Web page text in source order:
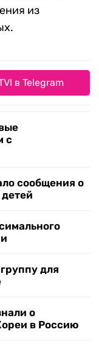
из
в Telegram
с
сообщения о
для
о
в Россию